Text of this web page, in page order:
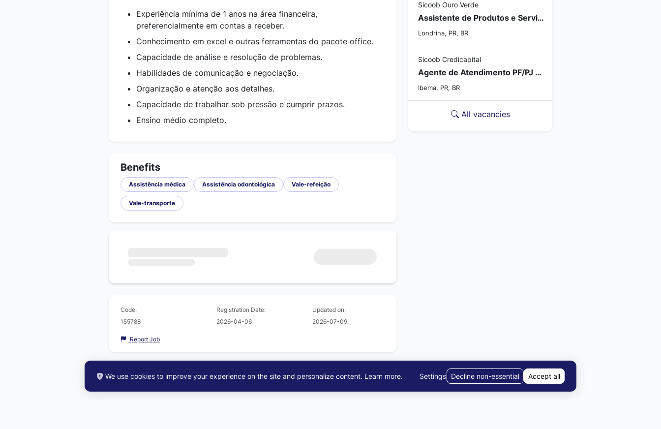
Experiência mínima de 1 anos na área financeira,
preferencialmente em contas a receber.
Conhecimento em excel e outras ferramentas do pacote office.
Capacidade de análise e resolução de problemas.
Habilidades de comunicação e negociação.
Organização e atenção aos detalhes.
Capacidade de trabalhar sob pressão e cumprir prazos.
Ensino médio completo.
Benefits
Assistência médica Assistência odontológica Vale-refeição
Vale-transporte
Code:
155788
Registration Date:
2026-04-06
Updated on:
2026-07-09
Report Job
Sicoob Ouro Verde
Assistente de Produtos e Serviços - Seguros
Londrina, PR, BR
Sicoob Credicapital
Agente de Atendimento PF/PJ - Agência Ibema/PR
Ibema, PR, BR
All vacancies
We use cookies to improve your experience on the site and personalize content. Learn more. Settings Decline non-essential Accept all